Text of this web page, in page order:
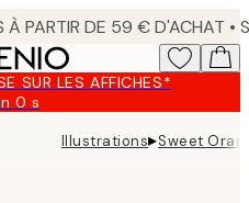
SUR LES AFFICHES*
0 s
Valable
jusqu'auIllustrations▸Sweet